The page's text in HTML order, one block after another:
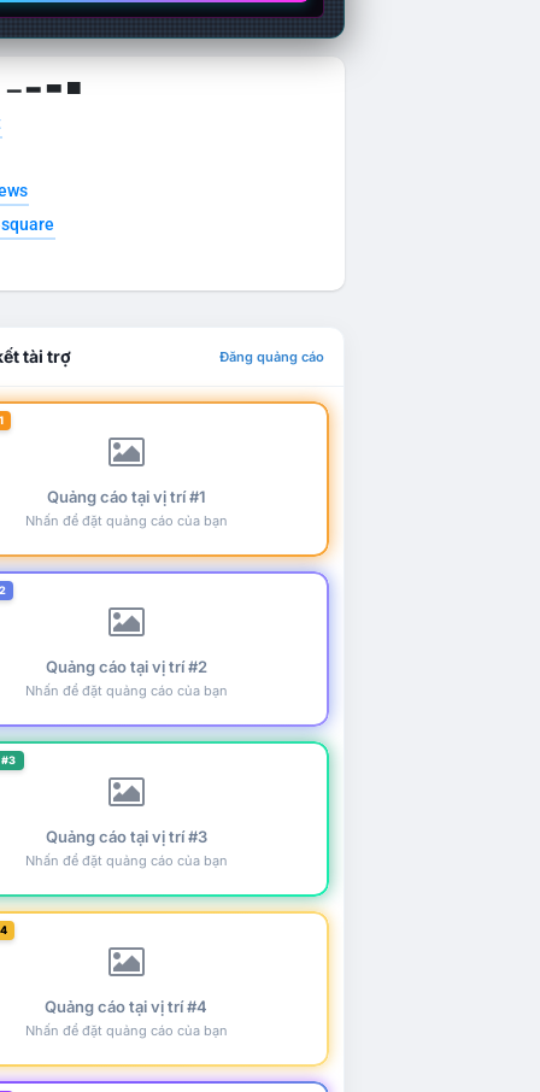
▁ ▂ ▃ ▄
tài trợ Đăng quảng cáo
Quảng cáo tại vị trí #1
Nhấn để đặt quảng cáo của bạn
Quảng cáo tại vị trí #2
Nhấn để đặt quảng cáo của bạn
Quảng cáo tại vị trí #3
Nhấn để đặt quảng cáo của bạn
Quảng cáo tại vị trí #4
Nhấn để đặt quảng cáo của bạn